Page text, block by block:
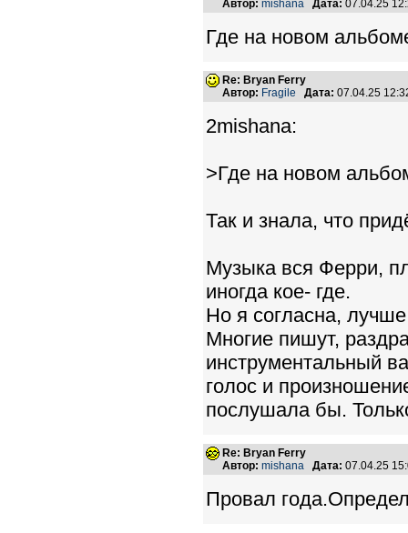
Автор: mishana Дата: 07.04.25
Где на новом
Re: Bryan Ferry
Автор: Fragile Дата: 07.04.25
2mishana:
>Где на новом
Так и знала, что
Музыка вся Ферри,
иногда кое- где.
Но я согласна,
Многие пишут,
инструментальный
голос и
послушала бы.
Re: Bryan Ferry
Автор: mishana Дата: 07.04.25
Провал